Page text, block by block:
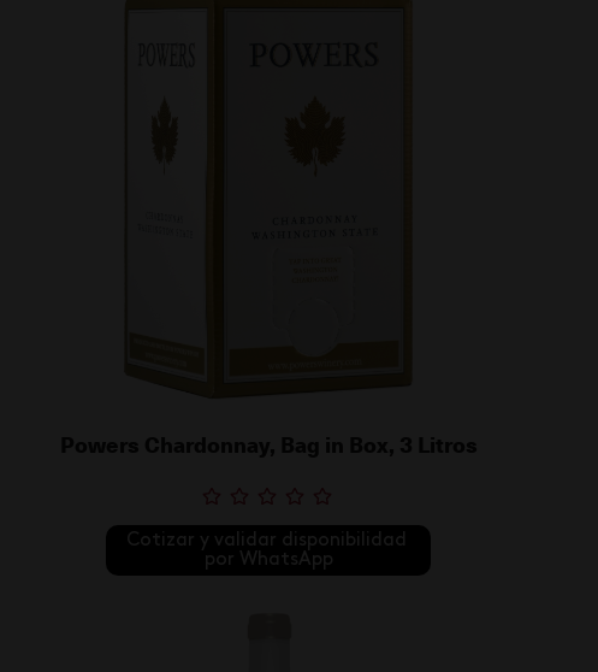
Cotizar y validar disponibilidad
por WhatsApp